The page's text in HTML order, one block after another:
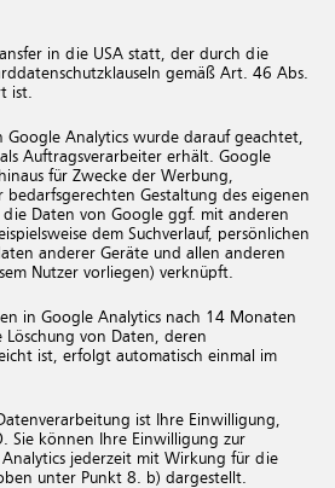
in die USA statt, der durch die
gemäß Art. 46 Abs.
ist.
Analytics wurde darauf geachtet,
Auftragsverarbeiter erhält. Google
für Zwecke der Werbung,
Gestaltung des eigenen
Daten von Google ggf. mit anderen
dem Suchverlauf, persönlichen
anderer Geräte und allen anderen
Nutzer vorliegen) verknüpft.
in Google Analytics nach 14 Monaten
Löschung von Daten, deren
ist, erfolgt automatisch einmal im
ist Ihre Einwilligung,
Sie können Ihre Einwilligung zur
jederzeit mit Wirkung für die
unter Punkt 8. b) dargestellt.